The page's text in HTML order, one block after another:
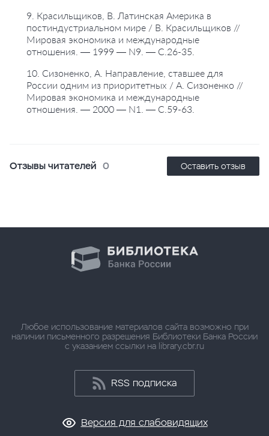
9. Красильщиков, В. Латинская Америка в
постиндустриальном мире / В. Красильщиков //
Мировая экономика и международные
отношения. — 1999 — N9. — С.26-35.
10. Сизоненко, А. Направление, ставшее для
России одним из приоритетных / А. Сизоненко //
Мировая экономика и международные
отношения. — 2000 — N1. — С.59-63.
Отзывы читателей 0 Оставить отзыв
Любое использование материалов сайта возможно при
наличии письменного разрешения Библиотеки Банка России
с указанием ссылки на library.cbr.ru
RSS подписка
Версия для слабовидящих